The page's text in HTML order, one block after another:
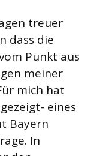
treuer
dass die
Punkt aus
meiner
mich hat
eines
Bayern
In